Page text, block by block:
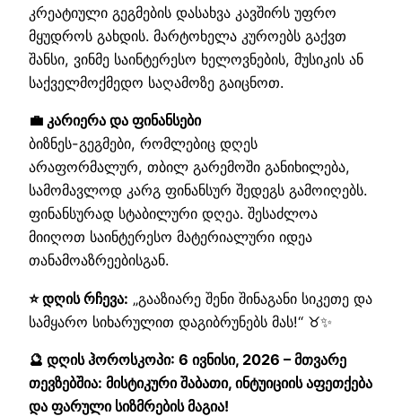
კრეატიული გეგმების დასახვა კავშირს უფრო
მყუდროს გახდის. მარტოხელა კუროებს გაქვთ
შანსი, ვინმე საინტერესო ხელოვნების, მუსიკის ან
საქველმოქმედო საღამოზე გაიცნოთ.
💼 კარიერა და ფინანსები
ბიზნეს-გეგმები, რომლებიც დღეს
არაფორმალურ, თბილ გარემოში განიხილება,
სამომავლოდ კარგ ფინანსურ შედეგს გამოიღებს.
ფინანსურად სტაბილური დღეა. შესაძლოა
მიიღოთ საინტერესო მატერიალური იდეა
თანამოაზრეებისგან.
⭐ დღის რჩევა: „გააზიარე შენი შინაგანი სიკეთე და
სამყარო სიხარულით დაგიბრუნებს მას!“ ♉✨
🔮 დღის ჰოროსკოპი: 6 ივნისი, 2026 – მთვარე
თევზებშია: მისტიკური შაბათი, ინტუიციის აფეთქება
და ფარული სიზმრების მაგია!